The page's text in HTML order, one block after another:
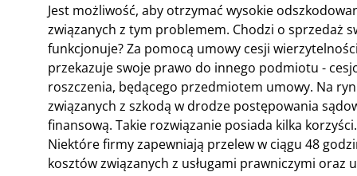
Jest możliwość, aby otrzymać wysokie
związanych z tym problemem. Chodzi o sprzedaż
funkcjonuje? Za pomocą umowy cesji
przekazuje swoje prawo do innego podmiotu -
roszczenia, będącego przedmiotem umowy. Na
związanych z szkodą w drodze postępowania
finansową. Takie rozwiązanie posiada kilka
Niektóre firmy zapewniają przelew w ciągu 48
kosztów związanych z usługami prawniczymi oraz